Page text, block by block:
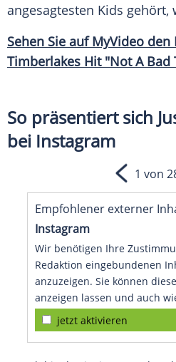
angesagtesten Kids
Sehen Sie aufMyVideo den
Timberlakes Hit "Not A Bad
So präsentiert sich
bei Instagram
Empfohlener externer
Instagram
Wir benötigen Ihre
Redaktion eingebundenen
anzuzeigen. Sie können
anzeigen lassen und auch
jetzt aktivieren
1 von